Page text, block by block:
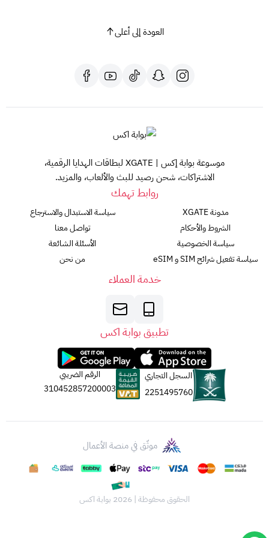
لا تشارك رمز البطاقة مع أي شخص آخر.
مع بطاقة بلايستيشن ستور سعودي 160$، افتح بابًا جديدًا لمغامرات
لا حصر لها على عالم بلايستيشن!
العودة إلى أعلى
موسوعة بوابة إكس | XGATE لبطاقات الهدايا الرقمية،
الاشتراكات، شحن رصيد للبث والألعاب، والمزيد.
روابط تهمك
مدونة XGATE
الشروط والأحكام
سياسة الخصوصية
سياسة تفعيل شرائح SIM و eSIM
سياسة الاستبدال والاسترجاع
تواصل معنا
الأسئلة الشائعة
من نحن
خدمة العملاء
تطبيق بوابة اكس
السجل التجاري
2251495760
الرقم الضريبي
310452857200003
موثّق في منصة الأعمال
الحقوق محفوظة | 2026 بوابة اكس